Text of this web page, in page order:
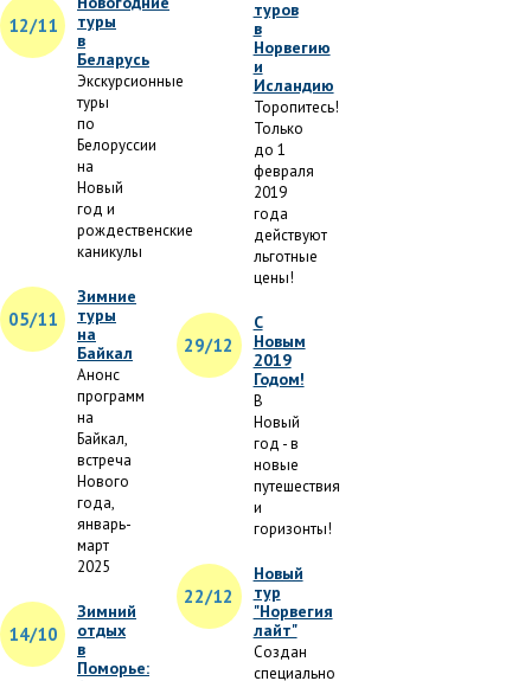
12/11
туры
в
Беларусь
Экскурсионные
туры
по
Белоруссии
на
Новый
год и
рождественские
каникулы
05/11
Зимние
туры
на
Байкал
Анонс
программ
на
Байкал,
встреча
Нового
года,
январь-
март
2025
14/10
Зимний
отдых
в
Поморье:
туров
в
Норвегию
и
Исландию
Торопитесь!
Только
до 1
февраля
2019
года
действуют
льготные
цены!
29/12
С
Новым
2019
Годом!
В
Новый
год - в
новые
путешествия
и
горизонты!
22/12
Новый
тур
"Норвегия
лайт"
Создан
специально